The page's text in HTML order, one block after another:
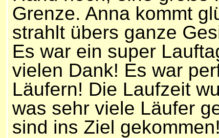
Grenze. Anna kommt
strahlt übers ganze
Es war ein super
vielen Dank! Es war
Läufern! Die Laufzeit
was sehr viele Läufer
sind ins Ziel